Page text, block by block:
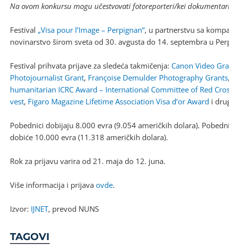
Na ovom konkursu mogu učestvovati fotoreporteri/kei
Festival „Visa pour l’Image – Perpignan“, u partnerstvu sa
novinarstvo širom sveta od 30. avgusta do 14. septembra u
Festival prihvata prijave za sledeća takmičenja: Canon Video
Photojournalist Grant, Françoise Demulder Photography Grants,
humanitarian ICRC Award – International Committee of Red
vest, Figaro Magazine Lifetime Association Visa d’or Award i
Pobednici dobijaju 8.000 evra (9.054 američkih dolara).
dobiće 10.000 evra (11.318 američkih dolara).
Rok za prijavu varira od 21. maja do 12. juna.
Više informacija i prijava ovde.
Izvor: IJNET, prevod NUNS
TAGOVI